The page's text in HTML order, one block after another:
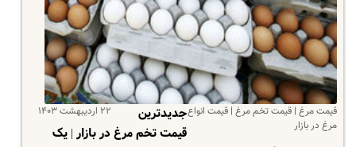
قیمت مرغ | قیمت تخم مرغ | قیمت انواع
مرغ در بازار
۲۲ اردیبهشت ۱۴۰۳
جدیدترین
قیمت تخم مرغ در بازار | یک